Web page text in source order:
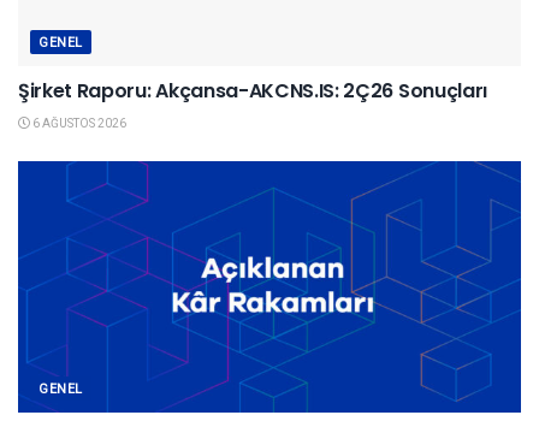
GENEL
Şirket Raporu: Akçansa-AKCNS.IS: 2Ç26 Sonuçları
6 AĞUSTOS 2026
GENEL